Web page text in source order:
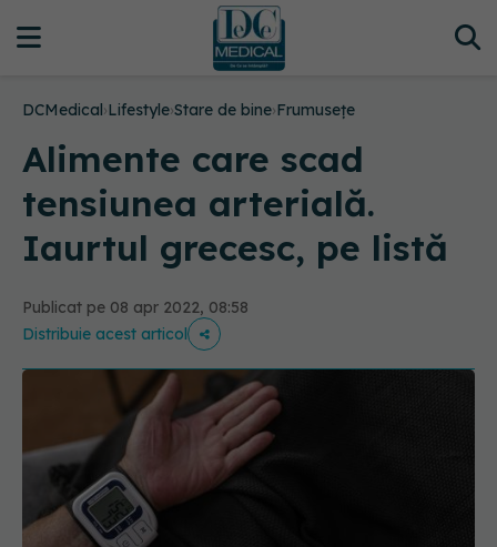
DCMedical›Lifestyle›Stare de bine›Frumusețe
Alimente care scad
tensiunea arterială.
Iaurtul grecesc, pe listă
Publicat pe 08 apr 2022, 08:58
Distribuie acest articol